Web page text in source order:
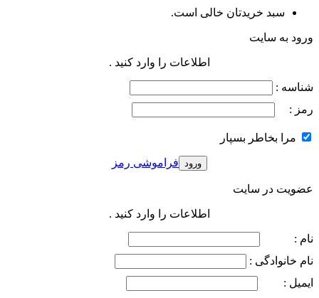
سبد خریدتان خالی است.
ورود به سایت
اطلاعات را وارد کنید .
شناسه :
رمز :
مرا بخاطر بسپار
فراموشی رمز
عضویت در سایت
اطلاعات را وارد کنید .
نام :
نام خانوادگی :
ایمیل :